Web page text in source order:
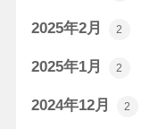
2025年2月 2
2025年1月 2
2024年12月 2